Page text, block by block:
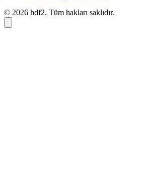
© 2026 hdf2. Tüm hakları saklıdır.